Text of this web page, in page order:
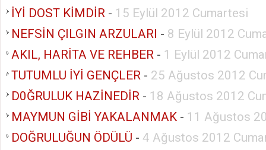
İYİ DOST KİMDİR - 15 Eylül 2012 Cumartesi
NEFSİN ÇILGIN ARZULARI - 8 Eylül 2012
AKIL, HARİTA VE REHBER - 1 Eylül 2012
TUTUMLU İYİ GENÇLER - 25 Ağustos 2012
D0ĞRULUK HAZİNEDİR - 18 Ağustos 2012
MAYMUN GİBİ YAKALANMAK - 11 Ağustos
DOĞRULUĞUN ÖDÜLÜ - 4 Ağustos 2012